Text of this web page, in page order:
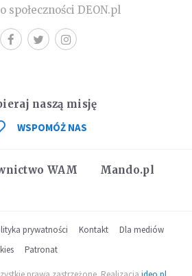
społeczności DEON.pl
WAM
Mando.pl
naszą misję
WSPOMÓŻ NAS
prywatności Kontakt
Dla mediów
Patronat